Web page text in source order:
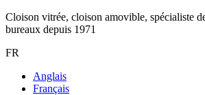
Cloison vitrée, cloison amovible, spécialiste
bureaux depuis 1971
FR
Anglais
Français